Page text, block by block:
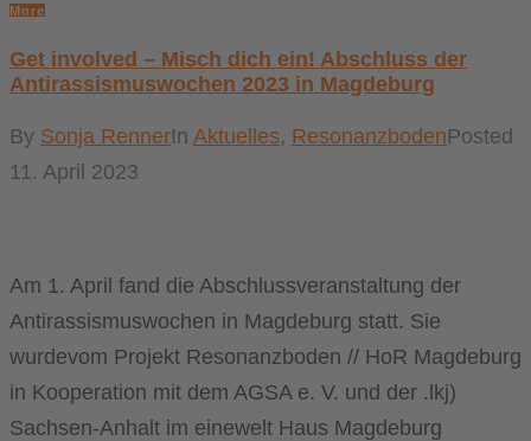
More
Get involved – Misch dich ein! Abschluss der
Antirassismuswochen 2023 in Magdeburg
By Sonja RennerIn Aktuelles, ResonanzbodenPosted
11. April 2023
Am 1. April fand die Abschlussveranstaltung der
Antirassismuswochen in Magdeburg statt. Sie
wurdevom Projekt Resonanzboden // HoR Magdeburg
in Kooperation mit dem AGSA e. V. und der .lkj)
Sachsen-Anhalt im einewelt Haus Magdeburg